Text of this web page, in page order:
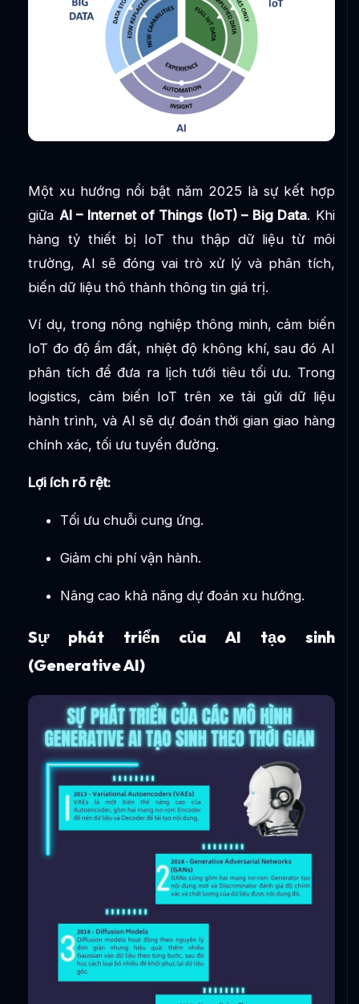
Một xu hướng nổi bật năm 2025 là sự kết hợp
giữa AI – Internet of Things (IoT) – Big Data. Khi
hàng tỷ thiết bị IoT thu thập dữ liệu từ môi
trường, AI sẽ đóng vai trò xử lý và phân tích,
biến dữ liệu thô thành thông tin giá trị.
Ví dụ, trong nông nghiệp thông minh, cảm biến
IoT đo độ ẩm đất, nhiệt độ không khí, sau đó AI
phân tích để đưa ra lịch tưới tiêu tối ưu. Trong
logistics, cảm biến IoT trên xe tải gửi dữ liệu
hành trình, và AI sẽ dự đoán thời gian giao hàng
chính xác, tối ưu tuyến đường.
Lợi ích rõ rệt:
Tối ưu chuỗi cung ứng.
Giảm chi phí vận hành.
Nâng cao khả năng dự đoán xu hướng.
Sự phát triển của AI tạo sinh
(Generative AI)